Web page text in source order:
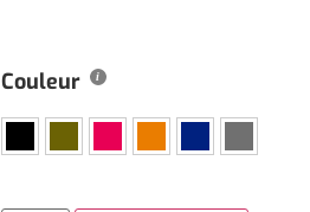
Couleur